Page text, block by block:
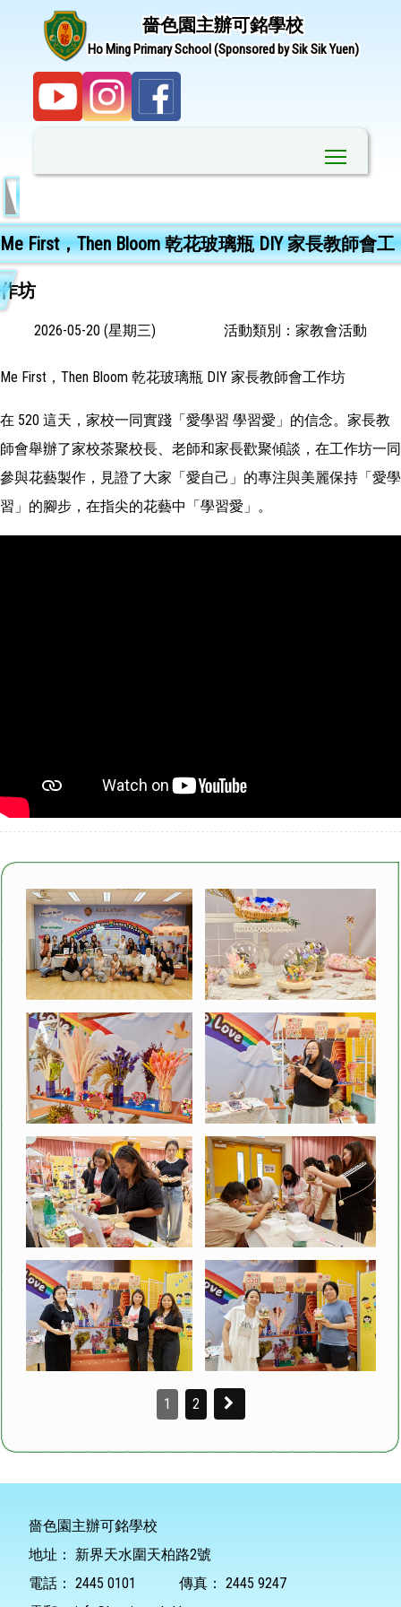
嗇色園主辦可銘學校
Ho Ming Primary School (Sponsored by Sik Sik Yuen)
Me First，Then Bloom 乾花玻璃瓶 DIY 家長教師會工
作坊
2026-05-20 (星期三) 活動類別：家教會活動
Me First，Then Bloom 乾花玻璃瓶 DIY 家長教師會工作坊
在 520 這天，家校一同實踐「愛學習 學習愛」的信念。家長教
師會舉辦了家校茶聚校長、老師和家長歡聚傾談，在工作坊一同
參與花藝製作，見證了大家「愛自己」的專注與美麗保持「愛學
習」的腳步，在指尖的花藝中「學習愛」。
1 2
嗇色園主辦可銘學校
地址：
新界天水圍天柏路2號
電話： 2445 0101 傳真： 2445 9247